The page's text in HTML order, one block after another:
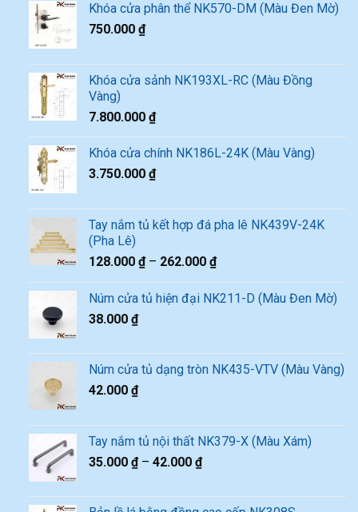
Khóa cửa phân thể NK570-DM (Màu Đen Mờ)
750.000 ₫
Khóa cửa sảnh NK193XL-RC (Màu Đồng
Vàng)
7.800.000 ₫
Khóa cửa chính NK186L-24K (Màu Vàng)
3.750.000 ₫
Tay nắm tủ kết hợp đá pha lê NK439V-24K
(Pha Lê)
128.000 ₫– 262.000 ₫
Núm cửa tủ hiện đại NK211-D (Màu Đen Mờ)
38.000 ₫
Núm cửa tủ dạng tròn NK435-VTV (Màu Vàng)
42.000 ₫
Tay nắm tủ nội thất NK379-X (Màu Xám)
35.000 ₫– 42.000 ₫